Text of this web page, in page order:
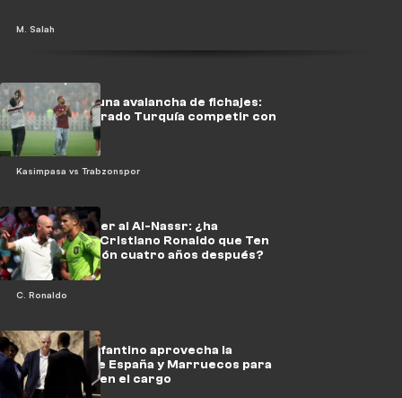
M. Salah
Kasimpasa vs Trabzonspor
En medio de una avalancha de fichajes:
¿cómo ha logrado Turquía competir con
la liga saudí?
C. Ronaldo
De Manchester al Al-Nassr: ¿ha
demostrado Cristiano Ronaldo que Ten
Hag tenía razón cuatro años después?
Telegraph: Infantino aprovecha la
tensión entre España y Marruecos para
mantenerse en el cargo